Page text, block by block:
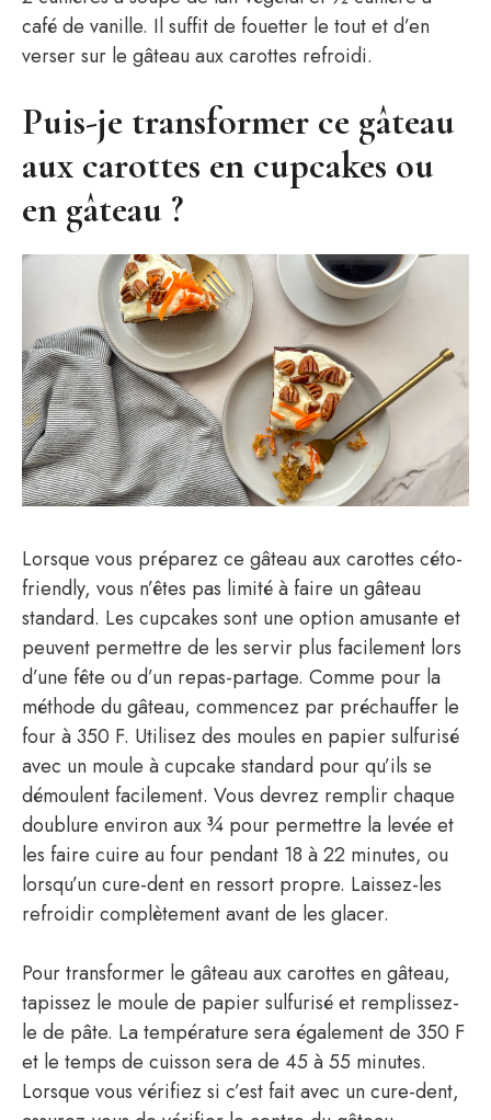
café de vanille. Il suffit de fouetter le tout et d’en
verser sur le gâteau aux carottes refroidi.
Puis-je transformer ce gâteau
aux carottes en cupcakes ou
en gâteau ?
Lorsque vous préparez ce gâteau aux carottes céto-
friendly, vous n’êtes pas limité à faire un gâteau
standard. Les cupcakes sont une option amusante et
peuvent permettre de les servir plus facilement lors
d’une fête ou d’un repas-partage. Comme pour la
méthode du gâteau, commencez par préchauffer le
four à 350 F. Utilisez des moules en papier sulfurisé
avec un moule à cupcake standard pour qu’ils se
démoulent facilement. Vous devrez remplir chaque
doublure environ aux ¾ pour permettre la levée et
les faire cuire au four pendant 18 à 22 minutes, ou
lorsqu’un cure-dent en ressort propre. Laissez-les
refroidir complètement avant de les glacer.
Pour transformer le gâteau aux carottes en gâteau,
tapissez le moule de papier sulfurisé et remplissez-
le de pâte. La température sera également de 350 F
et le temps de cuisson sera de 45 à 55 minutes.
Lorsque vous vérifiez si c’est fait avec un cure-dent,